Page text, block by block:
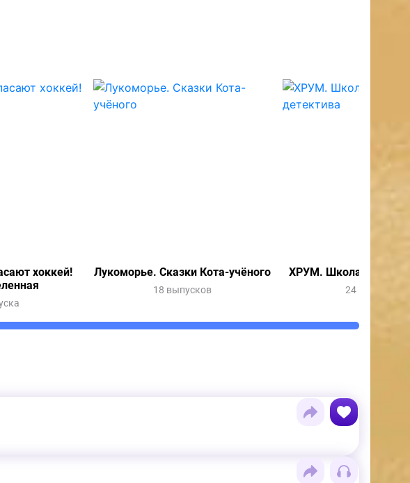
хоккей!
Лукоморье. Сказки Кота-учёного
18 выпусков
ХРУМ. Школа юного
24 выпуска